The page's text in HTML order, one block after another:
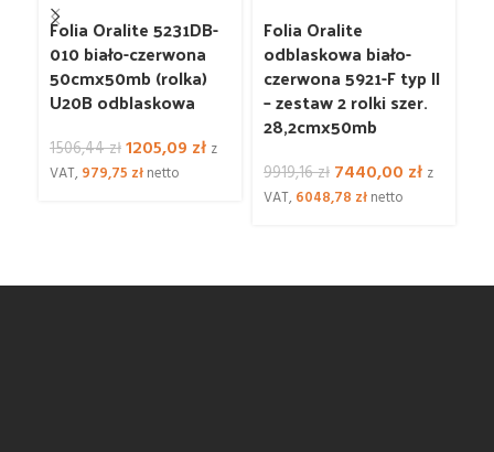
Folia Oralite 5231DB-
010 biało-czerwona
50cmx50mb (rolka)
U20B odblaskowa
1506,44złPierwotna
cena
1205,09 złAktualna
z
VAT,979,75 złnetto
Folia Oralite
odblaskowa biało-
czerwona 5921-F typ II
– zestaw 2 rolki szer.
28,2cmx50mb
9919,16zł Pierwotna
cena
7440,00 złAktualna
z
VAT,6048,78 złnetto